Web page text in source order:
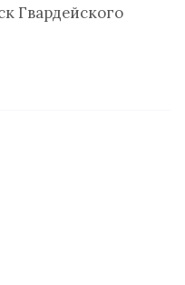
Гвардейского